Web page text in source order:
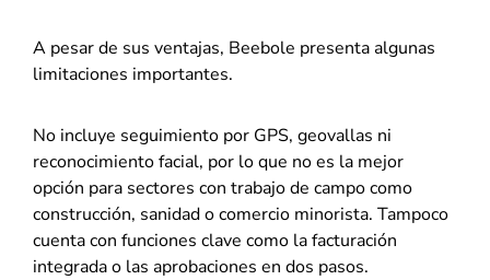
A pesar de sus ventajas, Beebole presenta algunas
limitaciones importantes.
No incluye seguimiento por GPS, geovallas ni
reconocimiento facial, por lo que no es la mejor
opción para sectores con trabajo de campo como
construcción, sanidad o comercio minorista. Tampoco
cuenta con funciones clave como la facturación
integrada o las aprobaciones en dos pasos.